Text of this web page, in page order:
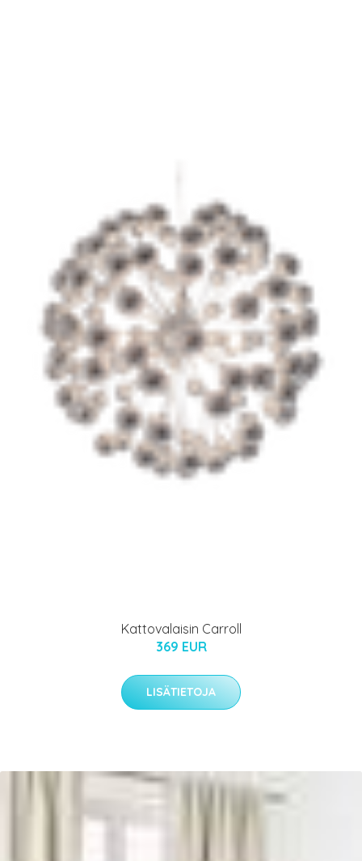
Kattovalaisin Carroll
369 EUR
LISÄTIETOJA